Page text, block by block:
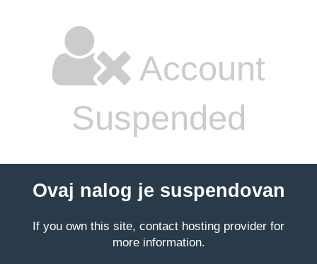
Account
Suspended
Ovaj nalog je suspendovan
If you own this site, contact hosting provider for
more information.